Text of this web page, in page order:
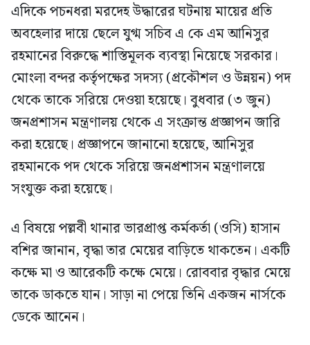
এদিকে পচনধরা মরদেহ উদ্ধারের ঘটনায় মায়ের প্রতি
অবহেলার দায়ে ছেলে যুগ্ম সচিব এ কে এম আনিসুর
রহমানের বিরুদ্ধে শাস্তিমূলক ব্যবস্থা নিয়েছে সরকার।
মোংলা বন্দর কর্তৃপক্ষের সদস্য (প্রকৌশল ও উন্নয়ন) পদ
থেকে তাকে সরিয়ে দেওয়া হয়েছে। বুধবার (৩ জুন)
জনপ্রশাসন মন্ত্রণালয় থেকে এ সংক্রান্ত প্রজ্ঞাপন জারি
করা হয়েছে। প্রজ্ঞাপনে জানানো হয়েছে, আনিসুর
রহমানকে পদ থেকে সরিয়ে জনপ্রশাসন মন্ত্রণালয়ে
সংযুক্ত করা হয়েছে।
এ বিষয়ে পল্লবী থানার ভারপ্রাপ্ত কর্মকর্তা (ওসি) হাসান
বশির জানান, বৃদ্ধা তার মেয়ের বাড়িতে থাকতেন। একটি
কক্ষে মা ও আরেকটি কক্ষে মেয়ে। রোববার বৃদ্ধার মেয়ে
তাকে ডাকতে যান। সাড়া না পেয়ে তিনি একজন নার্সকে
ডেকে আনেন।